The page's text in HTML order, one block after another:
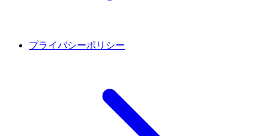
プライバシーポリシー